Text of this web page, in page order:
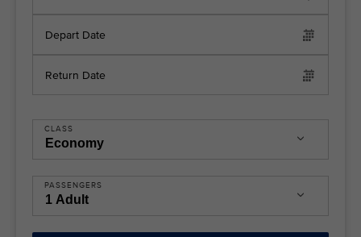
Depart Date
Return Date
CLASS
PASSENGERS